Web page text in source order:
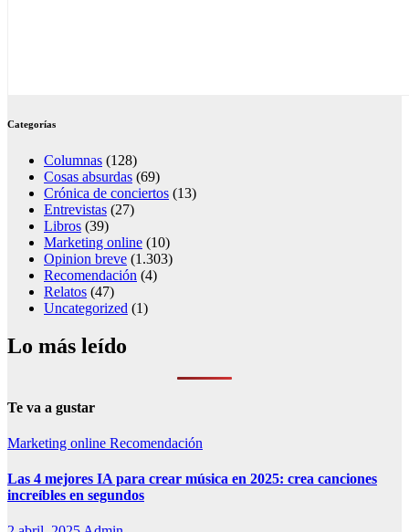
Categorías
Columnas (128)
Cosas absurdas (69)
Crónica de conciertos (13)
Entrevistas (27)
Libros (39)
Marketing online (10)
Opinion breve (1.303)
Recomendación (4)
Relatos (47)
Uncategorized (1)
Lo más leído
Te va a gustar
Marketing online Recomendación
Las 4 mejores IA para crear música en 2025: crea canciones
increíbles en segundos